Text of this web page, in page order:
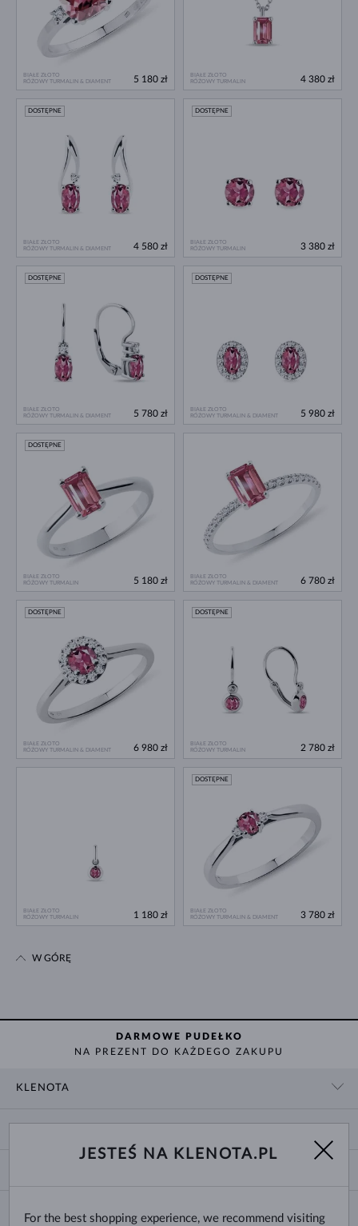
BIAŁE ZŁOTO
RÓŻOWY TURMALIN & DIAMENT
5 180 zł
BIAŁE ZŁOTO
RÓŻOWY TURMALIN
4 380 zł
BIAŁE ZŁOTO
RÓŻOWY TURMALIN & DIAMENT
DOSTĘPNE
4 580 zł
BIAŁE ZŁOTO
RÓŻOWY TURMALIN
DOSTĘPNE
3 380 zł
BIAŁE ZŁOTO
RÓŻOWY TURMALIN & DIAMENT
DOSTĘPNE
5 780 zł
BIAŁE ZŁOTO
RÓŻOWY TURMALIN & DIAMENT
DOSTĘPNE
5 980 zł
BIAŁE ZŁOTO
RÓŻOWY TURMALIN
DOSTĘPNE
5 180 zł
BIAŁE ZŁOTO
RÓŻOWY TURMALIN & DIAMENT
6 780 zł
BIAŁE ZŁOTO
RÓŻOWY TURMALIN & DIAMENT
DOSTĘPNE
6 980 zł
BIAŁE ZŁOTO
RÓŻOWY TURMALIN
DOSTĘPNE
2 780 zł
BIAŁE ZŁOTO
RÓŻOWY TURMALIN
1 180 zł
BIAŁE ZŁOTO
RÓŻOWY TURMALIN & DIAMENT
DOSTĘPNE
3 780 zł
W GÓRĘ
DARMOWE PUDEŁKO
NA PREZENT DO KAŻDEGO ZAKUPU
KLENOTA
DOSTAWA I PŁATNOŚĆ
WYBÓR OBRĄCZEK
ROZMIARY I TYPY ŁAŃCUSZKÓW
JESTEŚ NA KLENOTA.PL
For the best shopping experience, we recommend visiting